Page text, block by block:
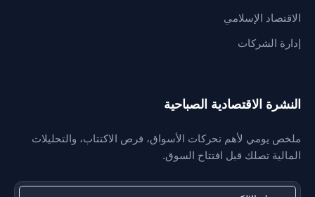
الاقتصاد الإسلامي
إدارة الشركات
النشرة الاقتصادية الصباحية
ملخص يومي لأهم تحركات الأسواق، فرص الاكتتاب، والتحليلات
المالية تصلك قبل افتتاح السوق.